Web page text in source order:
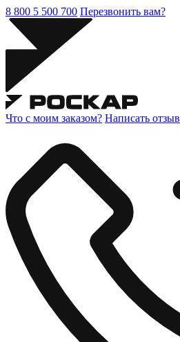
8 800 5 500 700 Перезвонить вам?
Что с моим заказом? Написать отзыв